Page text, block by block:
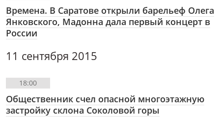
Времена. В Саратове открыли барельеф Олега
Янковского, Мадонна дала первый концерт в
России
11 сентября 2015
18:00
Общественник счел опасной многоэтажную
застройку склона Соколовой горы